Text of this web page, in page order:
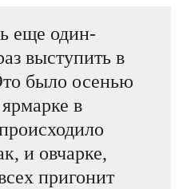
еще один-
выступить в
было осенью
в
и овчарке,
пригонит